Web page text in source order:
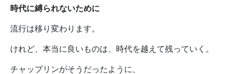
時代に縛られないために
流行は移り変わります。
けれど、本当に良いものは、時代を越えて残っていく。
チャップリンがそうだったように、